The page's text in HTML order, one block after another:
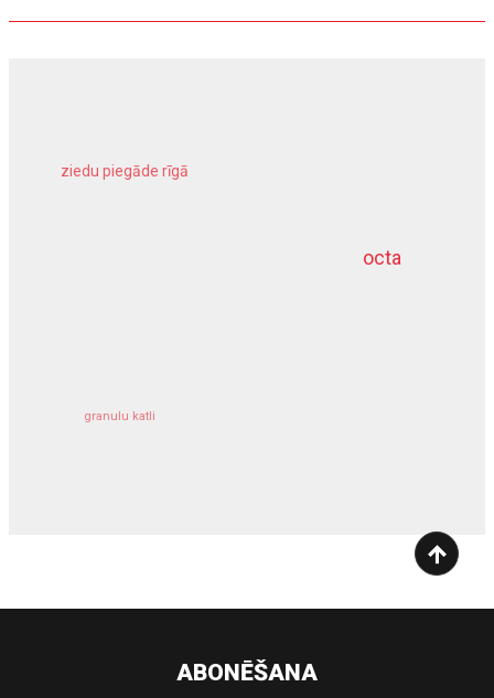
octa
ziedu piegāde rīgā
granulu katli
dziļurbums
ABONĒŠANA